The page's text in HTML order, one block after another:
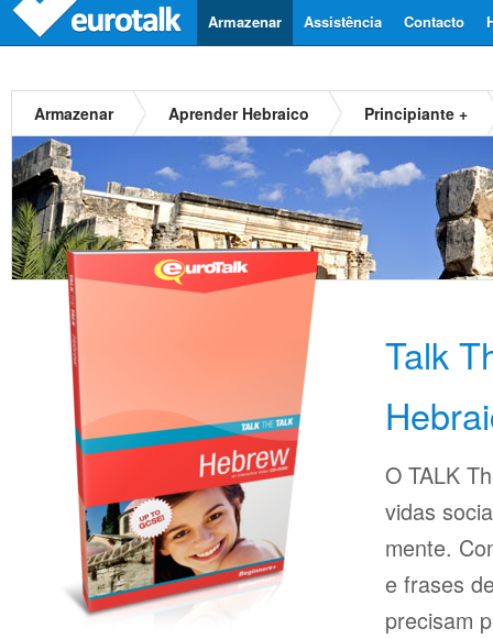
Contacto
Assistência
Armazenar
Armazenar Aprender Hebraico Principiante +
Talk
O TALK
vidas
mente.
e frases
precisam